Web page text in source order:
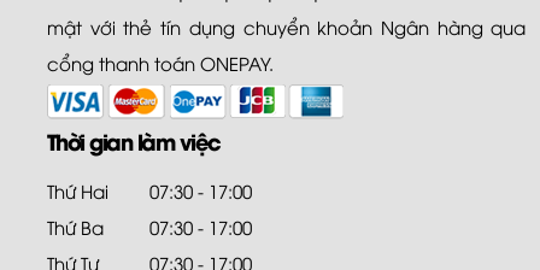
mật với thẻ tín dụng chuyển khoản Ngân hàng qua
cổng thanh toán ONEPAY.
Thời gian làm việc
Thứ Hai
07:30 - 17:00
Thứ Ba
07:30 - 17:00
Thứ Tư
07:30 - 17:00